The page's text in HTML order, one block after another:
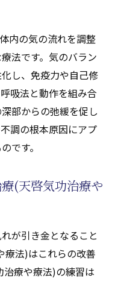
内の気の流れを調整
法です。気のバラン
し、免疫力や自己修
吸法と動作を組み合
部からの弛緩を促し
調の根本原因にアプ
です。
(天啓気功治療や
が引き金となること
療法)はこれらの改善
治療や療法)の練習は